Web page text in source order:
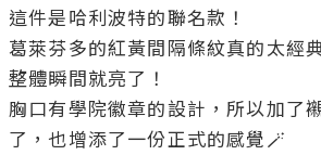
這件是哈利波特的聯名款！
葛萊芬多的紅黃間隔條紋真的太經
整體瞬間就亮了！
胸口有學院徽章的設計，所以加了
了，也增添了一份正式的感覺🪄